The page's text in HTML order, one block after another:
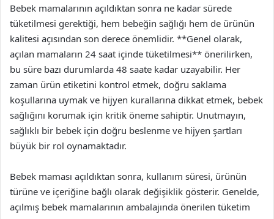
Bebek mamalarının açıldıktan sonra ne kadar sürede
tüketilmesi gerektiği, hem bebeğin sağlığı hem de ürünün
kalitesi açısından son derece önemlidir. **Genel olarak,
açılan mamaların 24 saat içinde tüketilmesi** önerilirken,
bu süre bazı durumlarda 48 saate kadar uzayabilir. Her
zaman ürün etiketini kontrol etmek, doğru saklama
koşullarına uymak ve hijyen kurallarına dikkat etmek, bebek
sağlığını korumak için kritik öneme sahiptir. Unutmayın,
sağlıklı bir bebek için doğru beslenme ve hijyen şartları
büyük bir rol oynamaktadır.
Bebek maması açıldıktan sonra, kullanım süresi, ürünün
türüne ve içeriğine bağlı olarak değişiklik gösterir. Genelde,
açılmış bebek mamalarının ambalajında önerilen tüketim